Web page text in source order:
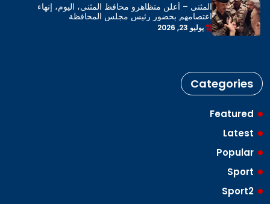
المثنى – أعلن متظاهرو محافظ المثنى، اليوم، إنهاء
اعتصامهم بحضور رئيس مجلس المحافظة
يوليو 23, 2026
Categories
Featured
Latest
Popular
Sport
Sport2